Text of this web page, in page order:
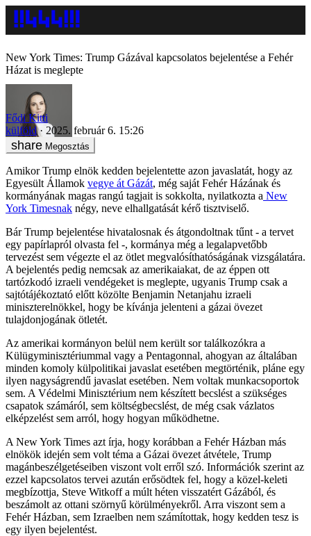
New York Times: Trump Gázával kapcsolatos bejelentése a Fehér
Házat is meglepte
Fődi Kitti
külföld
2025. február 6. 15:26
Megosztás
Amikor Trump elnök kedden bejelentette azon javaslatát, hogy az
Egyesült Államok vegye át Gázát, még saját Fehér Házának és
kormányának magas rangú tagjait is sokkolta, nyilatkozta a New
York Timesnak négy, neve elhallgatását kérő tisztviselő.
Bár Trump bejelentése hivatalosnak és átgondoltnak tűnt - a tervet
egy papírlapról olvasta fel -, kormánya még a legalapvetőbb
tervezést sem végezte el az ötlet megvalósíthatóságának vizsgálatára.
A bejelentés pedig nemcsak az amerikaiakat, de az éppen ott
tartózkodó izraeli vendégeket is meglepte, ugyanis Trump csak a
sajtótájékoztató előtt közölte Benjamin Netanjahu izraeli
miniszterelnökkel, hogy be kívánja jelenteni a gázai övezet
tulajdonjogának ötletét.
Az amerikai kormányon belül nem került sor találkozókra a
Külügyminisztériummal vagy a Pentagonnal, ahogyan az általában
minden komoly külpolitikai javaslat esetében megtörténik, pláne egy
ilyen nagyságrendű javaslat esetében. Nem voltak munkacsoportok
sem. A Védelmi Minisztérium nem készített becslést a szükséges
csapatok számáról, sem költségbecslést, de még csak vázlatos
elképzelést sem arról, hogy hogyan működhetne.
A New York Times azt írja, hogy korábban a Fehér Házban más
elnökök idején sem volt téma a Gázai övezet átvétele, Trump
magánbeszélgetéseiben viszont volt erről szó. Információk szerint az
ezzel kapcsolatos tervei azután erősödtek fel, hogy a közel-keleti
megbízottja, Steve Witkoff a múlt héten visszatért Gázából, és
beszámolt az ottani szörnyű körülményekről. Arra viszont sem a
Fehér Házban, sem Izraelben nem számítottak, hogy kedden tesz is
egy ilyen bejelentést.